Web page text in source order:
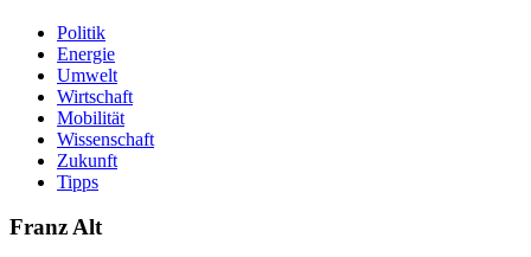
Politik
Energie
Umwelt
Wirtschaft
Mobilität
Wissenschaft
Zukunft
Tipps
Franz Alt